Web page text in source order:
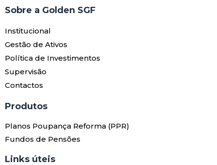
Sobre a Golden SGF
Institucional
Gestão de Ativos
Política de Investimentos
Supervisão
Contactos
Produtos​
Planos Poupança Reforma (PPR)
Fundos de Pensões
Links úteis​